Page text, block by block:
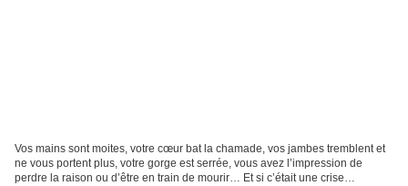
Vos mains sont moites, votre cœur bat la chamade, vos jambes tremblent et
ne vous portent plus, votre gorge est serrée, vous avez l’impression de
perdre la raison ou d’être en train de mourir… Et si c’était une crise